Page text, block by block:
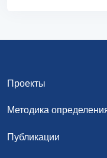
Проекты
Методика
Публикации